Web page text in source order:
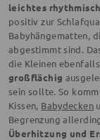
leichtes
positiv zur
Babyhängematten,
abgestimmt sind.
die Kleinen
großflächig
sein sollte. So
Kissen, Babydecken
Begrenzung
Überhitzung und